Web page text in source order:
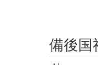
備後国